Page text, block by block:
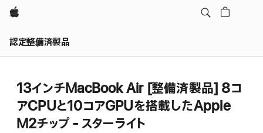
Apple
認定整備済製品
13インチMacBook Air [整備済製品] 8コ
アCPUと10コアGPUを搭載したApple
M2チップ - スターライト